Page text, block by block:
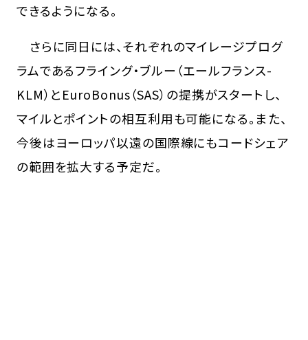
できるようになる。
さらに同日には、それぞれのマイレージプログ
ラムであるフライング・ブルー（エールフランス-
KLM）とEuroBonus（SAS）の提携がスタートし、
マイルとポイントの相互利用も可能になる。また、
今後はヨーロッパ以遠の国際線にもコードシェア
の範囲を拡大する予定だ。